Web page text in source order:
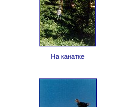
На канатке